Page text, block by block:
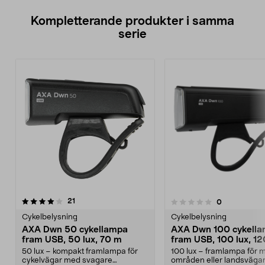
Kompletterande produkter i samma
serie
21
Cykelbelysning
AXA Dwn 50 cykellampa
fram USB, 50 lux, 70 m
50 lux – kompakt framlampa för
cykelvägar med svagare
0.0 av 5 stjärnor 0recensioner
Cykelbelysning
AXA Dwn 100
fram USB, 100 lux,
100 lux – framlampa för
områden eller
4.0av 5 stjärnor